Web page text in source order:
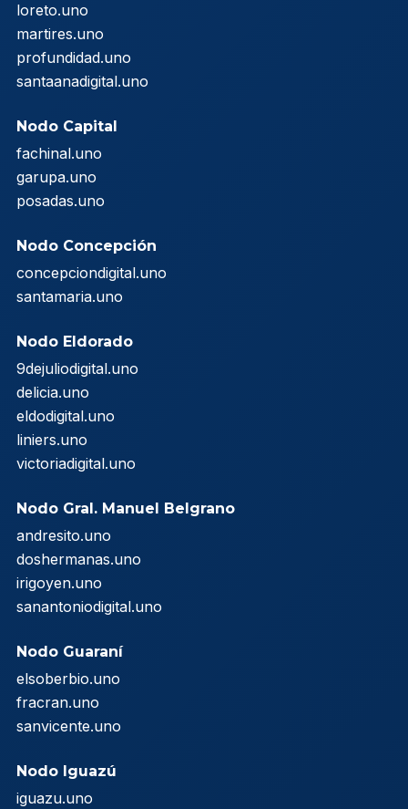
loreto.uno
martires.uno
profundidad.uno
santaanadigital.uno
Nodo Capital
fachinal.uno
garupa.uno
posadas.uno
Nodo Concepción
concepciondigital.uno
santamaria.uno
Nodo Eldorado
9dejuliodigital.uno
delicia.uno
eldodigital.uno
liniers.uno
victoriadigital.uno
Nodo Gral. Manuel Belgrano
andresito.uno
doshermanas.uno
irigoyen.uno
sanantoniodigital.uno
Nodo Guaraní
elsoberbio.uno
fracran.uno
sanvicente.uno
Nodo Iguazú
iguazu.uno